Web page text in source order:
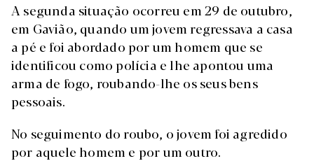
A segunda situação ocorreu em 29 de outubro,
em Gavião, quando um jovem regressava a casa
a pé e foi abordado por um homem que se
identificou como polícia e lhe apontou uma
arma de fogo, roubando-lhe os seus bens
pessoais.
No seguimento do roubo, o jovem foi agredido
por aquele homem e por um outro.